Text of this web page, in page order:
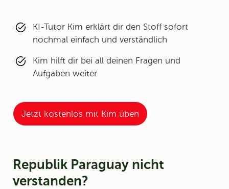
KI-Tutor Kim erklärt dir den Stoff sofort
nochmal einfach und verständlich
Kim hilft dir bei all deinen Fragen und
Aufgaben weiter
Jetzt kostenlos mit Kim üben
Republik Paraguay nicht
verstanden?